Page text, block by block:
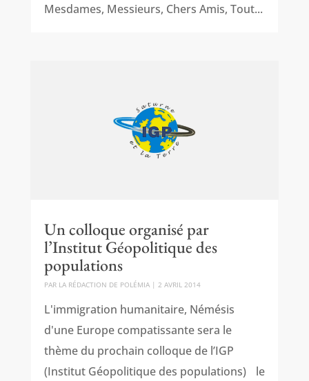
Mesdames, Messieurs, Chers Amis, Tout...
Un colloque organisé par
l’Institut Géopolitique des
populations
PAR LA RÉDACTION DE POLÉMIA| 2 AVRIL 2014
L'immigration humanitaire, Némésis
d'une Europe compatissante sera le
thème du prochain colloque de l’IGP
(Institut Géopolitique des populations) le